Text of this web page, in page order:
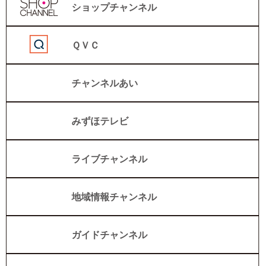
ショップチャンネル
ＱＶＣ
チャンネルあい
みずほテレビ
ライブチャンネル
地域情報チャンネル
ガイドチャンネル